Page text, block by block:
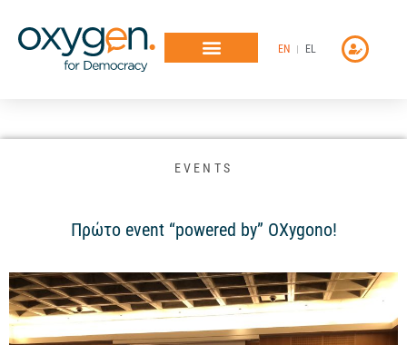
στο
περιεχόμενο
EN EL
EVENTS
Πρώτο event “powered by” OXygono!